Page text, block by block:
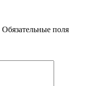
Обязательные поля